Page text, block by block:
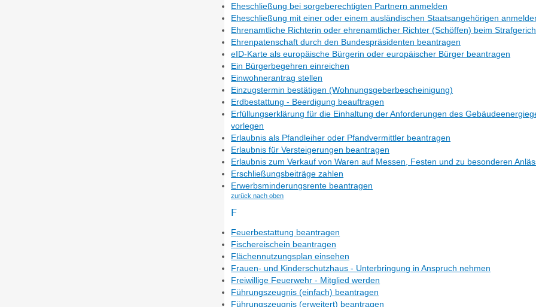
Eheschließung bei sorgeberechtigten Partnern anmelden
Eheschließung mit einer oder einem ausländischen Staatsangehörigen
Ehrenamtliche Richterin oder ehrenamtlicher Richter (Schöffen) beim
Ehrenpatenschaft durch den Bundespräsidenten beantragen
eID-Karte als europäische Bürgerin oder europäischer Bürger beantragen
Ein Bürgerbegehren einreichen
Einwohnerantrag stellen
Einzugstermin bestätigen (Wohnungsgeberbescheinigung)
Erdbestattung - Beerdigung beauftragen
Erfüllungserklärung für die Einhaltung der Anforderungen des
vorlegen
Erlaubnis als Pfandleiher oder Pfandvermittler beantragen
Erlaubnis für Versteigerungen beantragen
Erlaubnis zum Verkauf von Waren auf Messen, Festen und zu besonderen
Erschließungsbeiträge zahlen
Erwerbsminderungsrente beantragen
zurück nach oben
F
Feuerbestattung beantragen
Fischereischein beantragen
Flächennutzungsplan einsehen
Frauen- und Kinderschutzhaus - Unterbringung in Anspruch nehmen
Freiwillige Feuerwehr - Mitglied werden
Führungszeugnis (einfach) beantragen
Führungszeugnis (erweitert) beantragen